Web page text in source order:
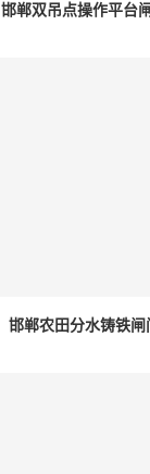
邯郸双吊点操作平台闸
邯郸农田分水铸铁闸